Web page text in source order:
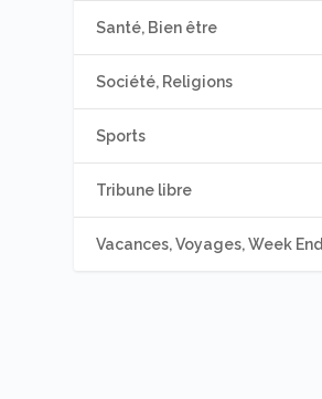
Santé, Bien être
Société, Religions
Sports
Tribune libre
Vacances, Voyages, Week End